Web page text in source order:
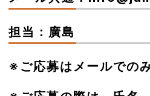
担当：廣島
※ご応募はメールでの